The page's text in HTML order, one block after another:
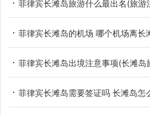
菲律宾长滩岛旅游什么最出名(旅游
菲律宾长滩岛的机场 哪个机场离长
菲律宾长滩岛出境注意事项(长滩岛
菲律宾长滩岛需要签证吗 长滩岛怎